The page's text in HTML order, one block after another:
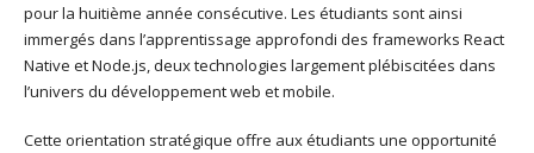
pour la huitième année consécutive. Les étudiants sont ainsi
immergés dans l’apprentissage approfondi des frameworks React
Native et Node.js, deux technologies largement plébiscitées dans
l’univers du développement web et mobile.
Cette orientation stratégique offre aux étudiants une opportunité